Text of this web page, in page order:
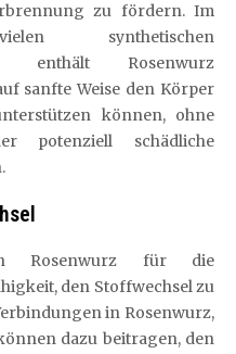
zu fördern. Im
synthetischen
enthält Rosenwurz
sanfte Weise den Körper
können, ohne
potenziell schädliche
Rosenwurz für die
den Stoffwechsel zu
in Rosenwurz,
dazu beitragen, den